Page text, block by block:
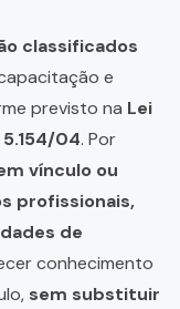
classificados
e
previsto na Lei
04. Por
vínculo ou
profissionais,
de
conhecimento
sem substituir